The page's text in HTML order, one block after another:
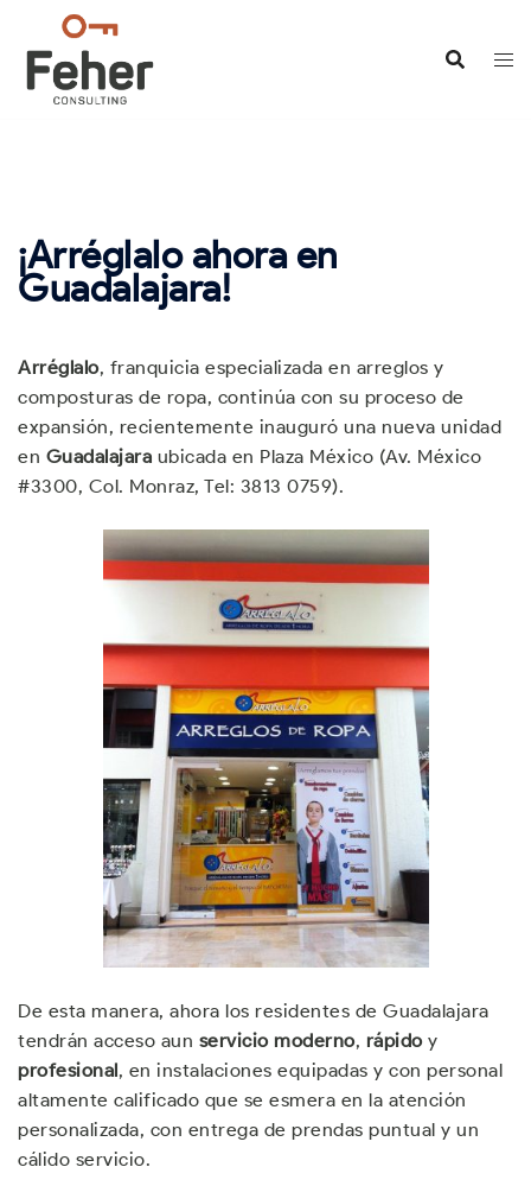
contenido
¡Arréglalo ahora en
Guadalajara!
Arréglalo, franquicia especializada en arreglos y
composturas de ropa, continúa con su proceso de
expansión, recientemente inauguró una nueva unidad
en Guadalajara ubicada en Plaza México (Av. México
#3300, Col. Monraz, Tel: 3813 0759).
De esta manera, ahora los residentes de Guadalajara
tendrán acceso aun servicio moderno, rápidoy
profesional, en instalaciones equipadas y con personal
altamente calificado que se esmera en la atención
personalizada, con entrega de prendas puntual y un
cálido servicio.